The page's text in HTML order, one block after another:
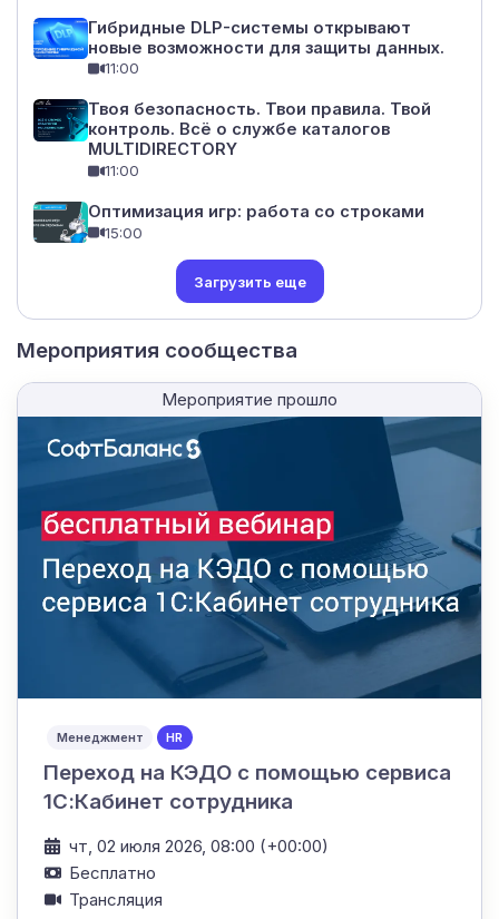
Гибридные DLP-системы открывают
новые возможности для защиты данных.
11:00
Твоя безопасность. Твои правила. Твой
контроль. Всё о службе каталогов
MULTIDIRECTORY
11:00
Оптимизация игр: работа со строками
15:00
Загрузить еще
Мероприятия сообщества
Мероприятие прошло
Менеджмент HR
Переход на КЭДО с помощью сервиса
1С:Кабинет сотрудника
чт, 02 июля 2026, 08:00 (+00:00)
Бесплатно
Трансляция